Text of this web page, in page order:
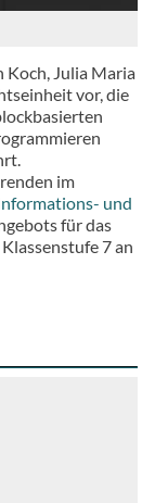
Koch, Julia Maria
vor, die
im
und
für das
7 an